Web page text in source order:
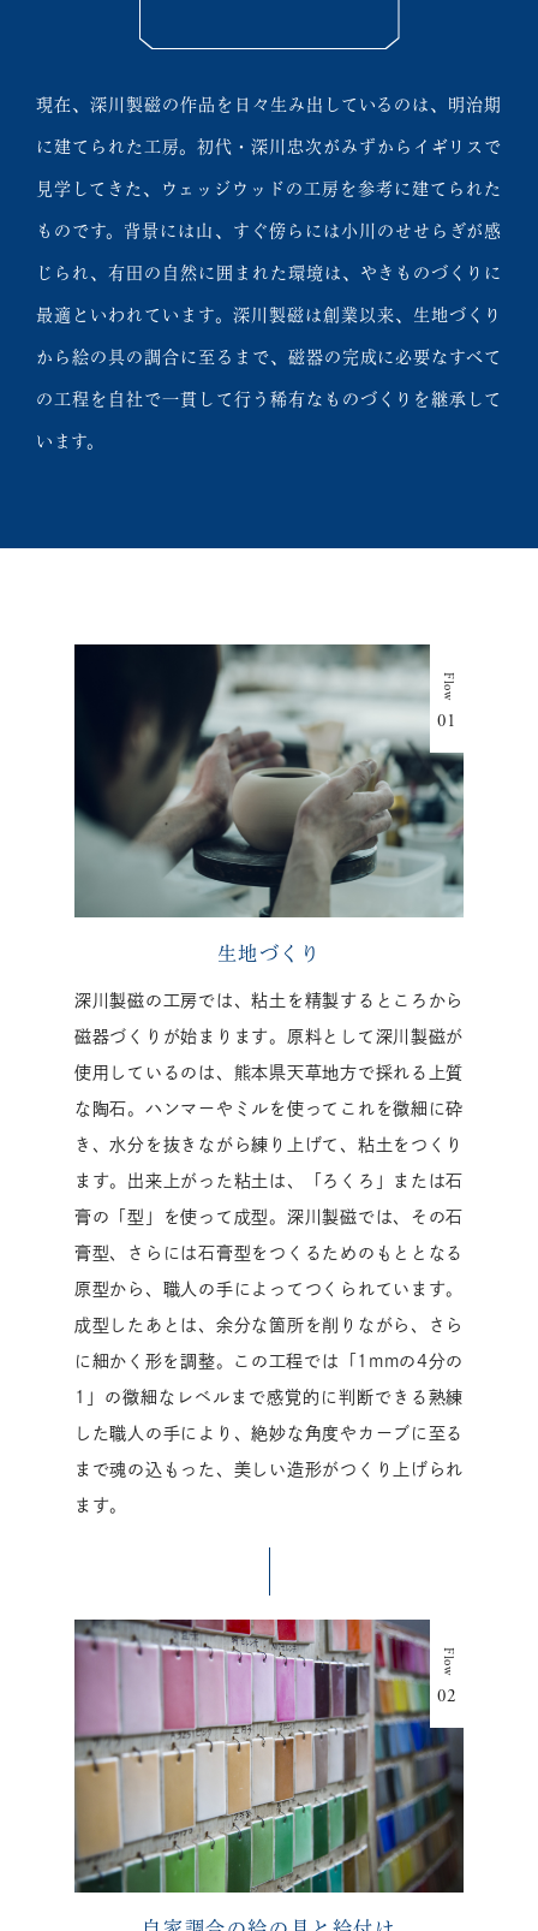
現在、深川製磁の作品を日々生み出しているのは、明治期
に建てられた工房。初代・深川忠次がみずからイギリスで
見学してきた、ウェッジウッドの工房を参考に建てられた
ものです。背景には山、すぐ傍らには小川のせせらぎが感
じられ、有田の自然に囲まれた環境は、やきものづくりに
最適といわれています。深川製磁は創業以来、生地づくり
から絵の具の調合に至るまで、磁器の完成に必要なすべて
の工程を自社で一貫して行う稀有なものづくりを継承して
います。
生地づくり
深川製磁の工房では、粘土を精製するところから
磁器づくりが始まります。原料として深川製磁が
使用しているのは、熊本県天草地方で採れる上質
な陶石。ハンマーやミルを使ってこれを微細に砕
き、水分を抜きながら練り上げて、粘土をつくり
ます。出来上がった粘土は、「ろくろ」または石
膏の「型」を使って成型。深川製磁では、その石
膏型、さらには石膏型をつくるためのもととなる
原型から、職人の手によってつくられています。
成型したあとは、余分な箇所を削りながら、さら
に細かく形を調整。この工程では「1mmの4分の
1」の微細なレベルまで感覚的に判断できる熟練
した職人の手により、絶妙な角度やカーブに至る
まで魂の込もった、美しい造形がつくり上げられ
ます。